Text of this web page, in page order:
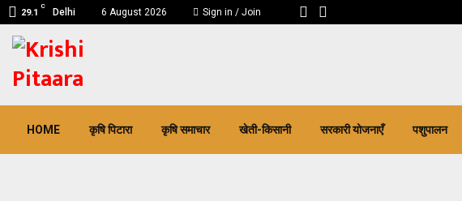
29.1
C
Delhi 6 August 2026 Sign in / Join
HOME कृषि पिटारा कृषि समाचार खेती-किसानी सरकारी योजनाएँ पशुपालन